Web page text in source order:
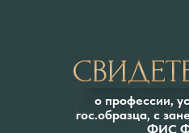
о профессии,
гос.образца, с
ФИС